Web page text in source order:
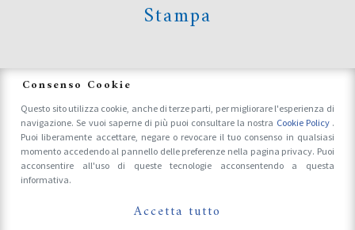
Stampa
Accrediti Stampa e Fotografi
Follow Us On
Consenso Cookie
Questo sito utilizza cookie, anche di terze parti, per migliorare l'esperienza di
navigazione. Se vuoi saperne di più puoi consultare la nostra Cookie Policy .
Puoi liberamente accettare, negare o revocare il tuo consenso in qualsiasi
momento accedendo al pannello delle preferenze nella pagina privacy. Puoi
acconsentire all'uso di queste tecnologie acconsentendo a questa
informativa.
Accetta tutto